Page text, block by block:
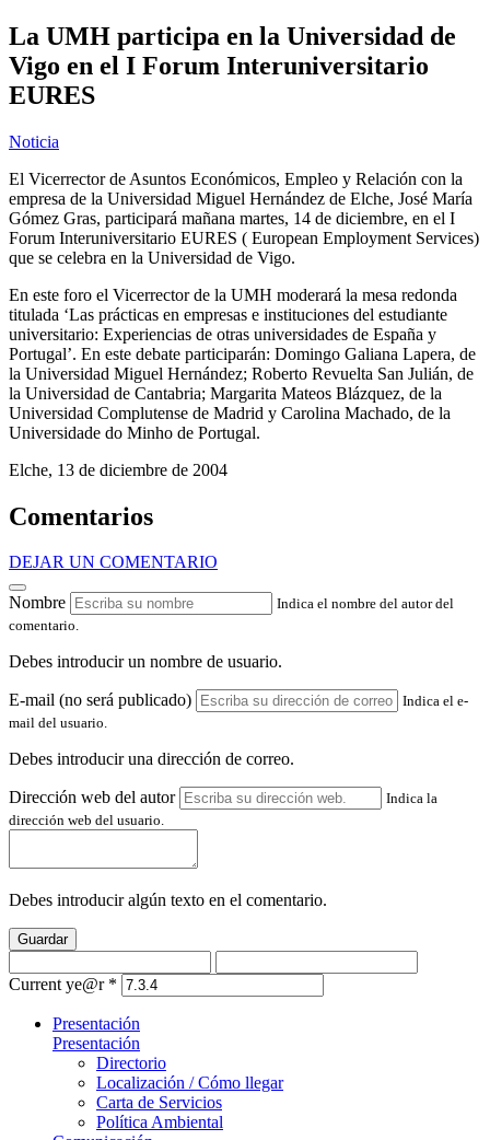
La UMH participa en la Universidad de
Vigo en el I Forum Interuniversitario
EURES
Noticia
El Vicerrector de Asuntos Económicos, Empleo y Relación con la
empresa de la Universidad Miguel Hernández de Elche, José María
Gómez Gras, participará mañana martes, 14 de diciembre, en el I
Forum Interuniversitario EURES ( European Employment Services)
que se celebra en la Universidad de Vigo.
En este foro el Vicerrector de la UMH moderará la mesa redonda
titulada ‘Las prácticas en empresas e instituciones del estudiante
universitario: Experiencias de otras universidades de España y
Portugal’. En este debate participarán: Domingo Galiana Lapera, de
la Universidad Miguel Hernández; Roberto Revuelta San Julián, de
la Universidad de Cantabria; Margarita Mateos Blázquez, de la
Universidad Complutense de Madrid y Carolina Machado, de la
Universidade do Minho de Portugal.
Elche, 13 de diciembre de 2004
Comentarios
DEJAR UN COMENTARIO
Nombre
Indica el nombre del autor del
comentario.
Debes introducir un nombre de usuario.
E-mail (no será publicado)
Indica el e-
mail del usuario.
Debes introducir una dirección de correo.
Dirección web del autor
Indica la
dirección web del usuario.
Debes introducir algún texto en el comentario.
Guardar
Current ye@r *
Presentación
Presentación
Directorio
Localización / Cómo llegar
Carta de Servicios
Política Ambiental